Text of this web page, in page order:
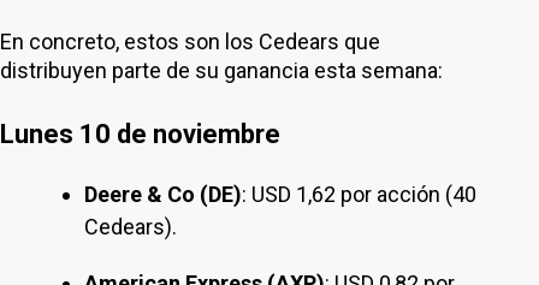
En concreto, estos son los Cedears que
distribuyen parte de su ganancia esta semana:
Lunes 10 de noviembre
Deere & Co (DE): USD 1,62 por acción (40
Cedears).